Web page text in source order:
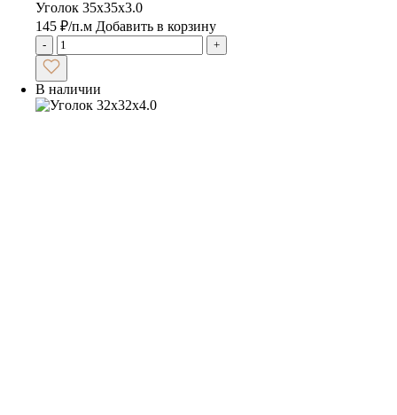
Уголок 35х35х3.0
145 ₽/п.м Добавить в корзину
- +
В наличии